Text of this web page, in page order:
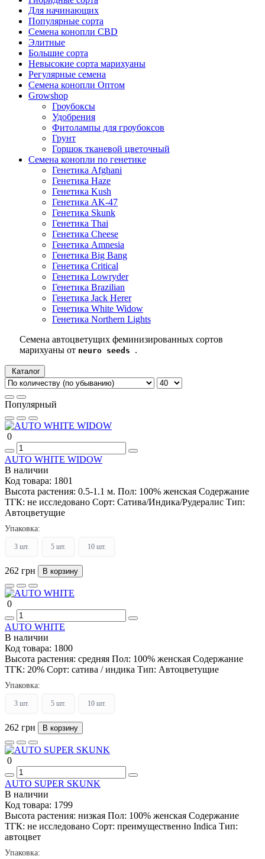
Для начинающих
Популярные сорта
Семена конопли CBD
Элитные
Большие сорта
Невысокие сорта марихуаны
Регулярные семена
Семена конопли Оптом
Growshop
Гроубоксы
Удобрения
Фитолампы для гроубоксов
Грунт
Горшок тканевой цветочный
Семена конопли по генетике
Генетика Afghani
Генетика Haze
Генетика Kush
Генетика AK-47
Генетика Skunk
Генетика Thai
Генетика Cheese
Генетика Amnesia
Генетика Big Bang
Генетика Critical
Генетика Lowryder
Генетика Brazilian
Генетика Jack Herer
Генетика White Widow
Генетика Northern Lights
Семена автоцветущих феминизированных сортов
марихуаны от neuro seeds .
Каталог
Популярный
0
AUTO WHITE WIDOW
В наличии
Код товара: 1801
Высота растения: 0.5-1.1 м. Пол: 100% женская Содержание
ТГК: не исследовано Сорт: Сатива/Индика/Рудералис Тип:
Автоцветущие
Упаковка:
3 шт. 5 шт. 10 шт.
262 грн В корзину
0
AUTO WHITE
В наличии
Код товара: 1800
Высота растения: средняя Пол: 100% женская Содержание
ТГК: 20% Сорт: сатива / индика Тип: Автоцветущие
Упаковка:
3 шт. 5 шт. 10 шт.
262 грн В корзину
0
AUTO SUPER SKUNK
В наличии
Код товара: 1799
Высота растения: низкая Пол: 100% женская Содержание
ТГК: не исследовано Сорт: преимущественно Indica Тип:
автоцвет
Упаковка: